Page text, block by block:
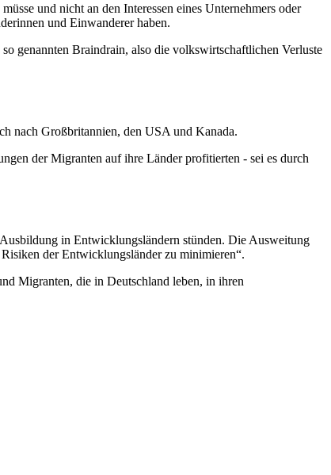
und nicht an den Interessen eines Unternehmers oder
und Einwanderer haben.
genannten Braindrain, also die volkswirtschaftlichen Verluste
nach Großbritannien, den USA und Kanada.
der Migranten auf ihre Länder profitierten - sei es durch
in Entwicklungsländern stünden. Die Ausweitung
der Entwicklungsländer zu minimieren“.
Migranten, die in Deutschland leben, in ihren